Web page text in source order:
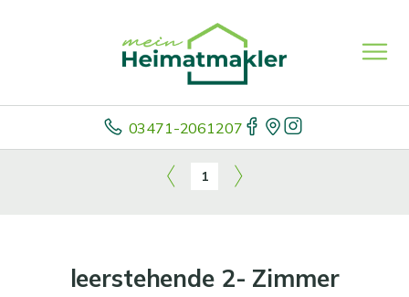
03471-2061207
1
leerstehende 2- Zimmer